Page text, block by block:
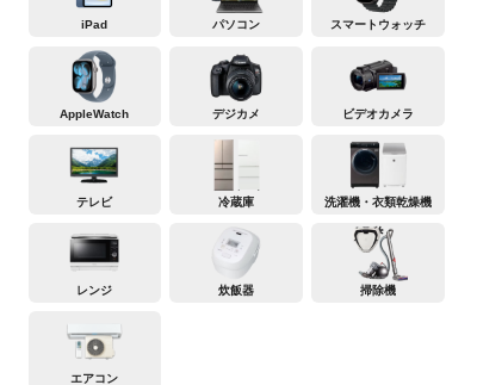
iPad パソコン スマートウォッチ
AppleWatch デジカメ ビデオカメラ
テレビ 冷蔵庫 洗濯機・衣類乾燥機
レンジ 炊飯器 掃除機
エアコン